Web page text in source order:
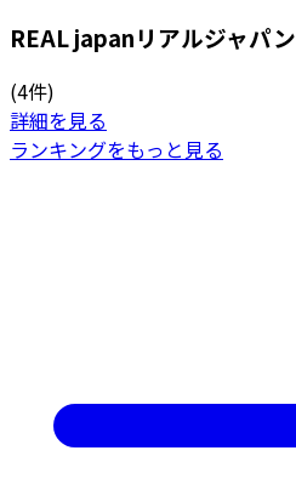
REAL japanリアルジャパン
(4件)
詳細を見る
ランキングをもっと見る